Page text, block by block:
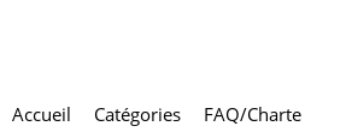
Accueil Catégories
FAQ/Charte